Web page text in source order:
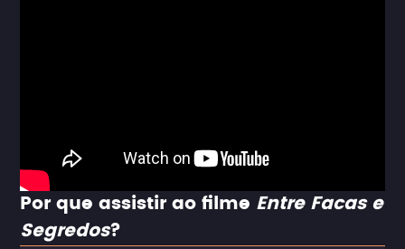
Por que assistir ao filme Entre Facas e
Segredos?